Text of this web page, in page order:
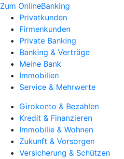
Zum OnlineBanking
Privatkunden
Firmenkunden
Private Banking
Banking & Verträge
Meine Bank
Immobilien
Service & Mehrwerte
Girokonto & Bezahlen
Kredit & Finanzieren
Immobilie & Wohnen
Zukunft & Vorsorgen
Versicherung & Schützen